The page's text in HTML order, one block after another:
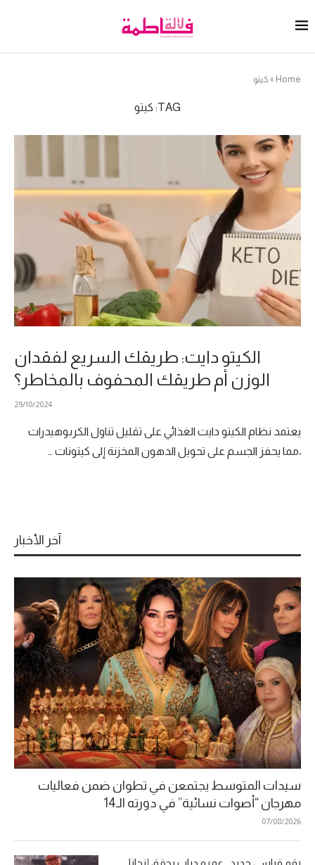
Home
» كيتو
TAG: كيتو
الكيتو دايت: طريقك السريع لفقدان
الوزن أم طريقك المحفوف بالمخاطر؟
29/10/2024
يعتمد نظام الكيتو دايت الغذائي على تقليل تناول الكربوهيدرات
،مما يحفز الجسم على تحويل الدهون المخزنة إلى كيتونات …
آخر الأخبار
سيدات المتوسط يجتمعن في تطوان ضمن فعاليات
مهرجان “أصوات نسائية” في دورته الـ14
07/08/2026
رقم قياسي جديد.. عمرو دياب يحقق إنجازا